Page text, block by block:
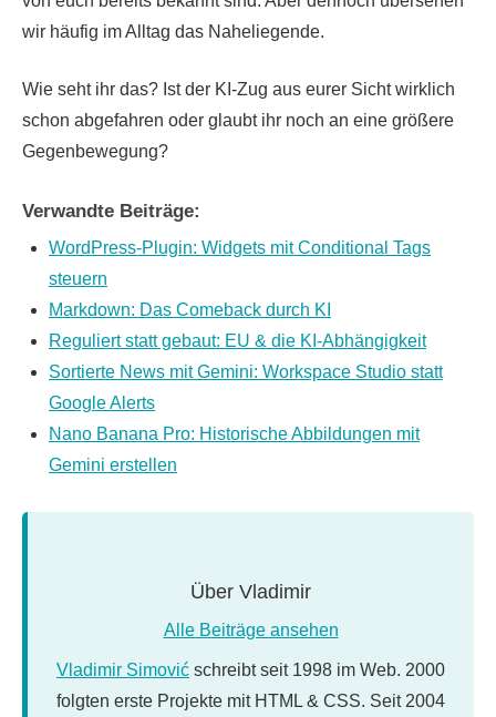
wir häufig im Alltag das Naheliegende.
Wie seht ihr das? Ist der KI-Zug aus eurer Sicht wirklich
schon abgefahren oder glaubt ihr noch an eine größere
Gegenbewegung?
Verwandte Beiträge:
WordPress-Plugin: Widgets mit Conditional Tags
steuern
Markdown: Das Comeback durch KI
Reguliert statt gebaut: EU & die KI-Abhängigkeit
Sortierte News mit Gemini: Workspace Studio statt
Google Alerts
Nano Banana Pro: Historische Abbildungen mit
Gemini erstellen
Über Vladimir
Alle Beiträge ansehen
Vladimir Simović schreibt seit 1998 im Web. 2000
folgten erste Projekte mit HTML & CSS. Seit 2004